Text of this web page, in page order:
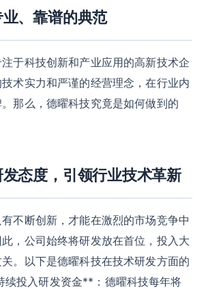
、靠谱的典范
于科技创新和产业应用的高新技术企
术实力和严谨的经营理念，在行业内
那么，德曜科技究竟是如何做到的
态度，引领行业技术革新
不断创新，才能在激烈的市场竞争中
，公司始终将研发放在首位，投入大
。以下是德曜科技在技术研发方面的
续投入研发资金**：德曜科技每年将